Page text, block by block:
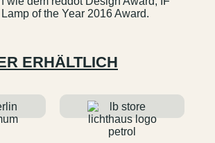
of the Year 2016 Award.
ERHÄLTLICH